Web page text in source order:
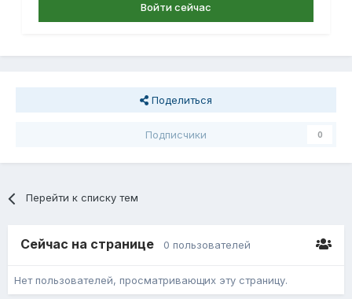
Войти сейчас
Поделиться
Подписчики 0
Перейти к списку тем
Сейчас на странице 0 пользователей
Нет пользователей, просматривающих эту страницу.